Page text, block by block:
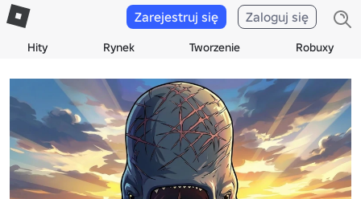
Hity Rynek Tworzenie Robuxy
Zarejestruj się Zaloguj się